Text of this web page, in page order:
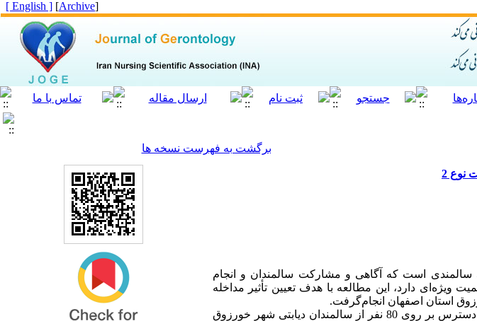
[
Archive
]
[ English ]
برگشت به فهرست نسخه ها
نوع 2
سالمندی است که آگاهی و مشارکت سالمندان و انجام
ویژه‌ای دارد، این مطالعه با هدف تعیین تأثیر مداخله
روش: این مطالعه از نوع نیمه تجربی و مداخله‌ای، به روش نمونه‌گیری در دسترس بر روی 80 نفر از سالمندان دیابتی شهر خورزوق